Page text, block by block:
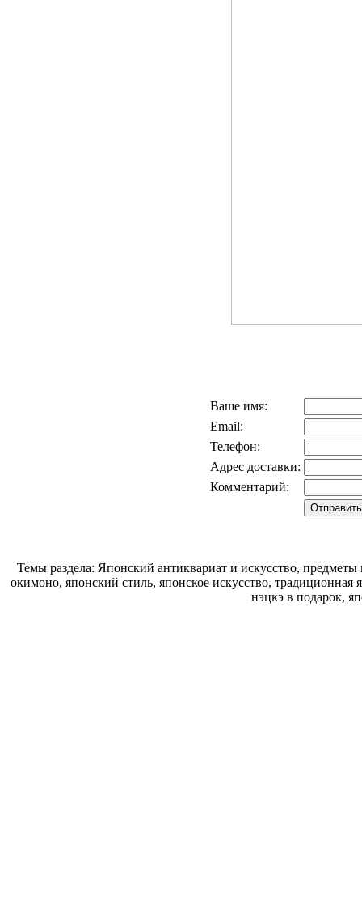
Ваше имя:
Email:
Телефон:
Адрес доставки:
Комментарий:
Темы раздела: Японский антиквариат и искусство,
окимоно, японский стиль, японское искусство,
нэцкэ в подарок,